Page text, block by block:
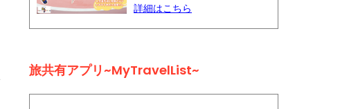
詳細はこちら
旅共有アプリ~MyTravelList~